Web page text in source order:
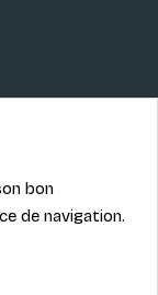
légales
de
bon
de navigation.